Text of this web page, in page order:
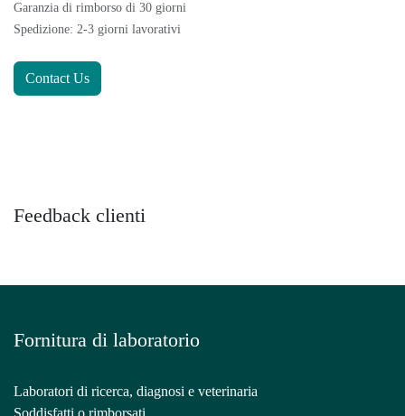
Garanzia di rimborso di 30 giorni
Spedizione: 2-3 giorni lavorativi
Contact Us
Feedback clienti
Fornitura di laboratorio
Laboratori di ricerca, diagnosi e veterinaria